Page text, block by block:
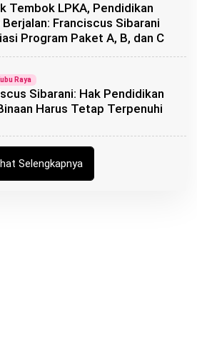
Tembok LPKA, Pendidikan
Franciscus Sibarani
Program Paket A, B, dan C
Raya
Sibarani: Hak Pendidikan
Harus Tetap Terpenuhi
Selengkapnya